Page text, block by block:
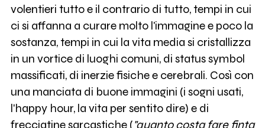
volentieri tutto e il contrario di tutto, tempi in cui
ci si affanna a curare molto l'immagine e poco la
sostanza, tempi in cui la vita media si cristallizza
in un vortice di luoghi comuni, di status symbol
massificati, di inerzie fisiche e cerebrali. Così con
una manciata di buone immagini (i sogni usati,
l'happy hour, la vita per sentito dire) e di
frecciatine sarcastiche ("quanto costa fare finta